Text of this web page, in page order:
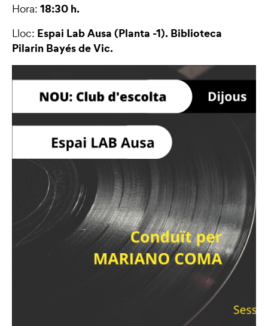
Hora: 18:30 h.
Lloc: Espai Lab Ausa (Planta -1). Biblioteca
Pilarin Bayés de Vic.